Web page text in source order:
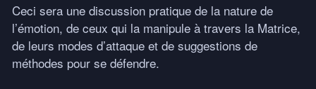
Ceci sera une discussion pratique de la nature de
l’émotion, de ceux qui la manipule à travers la Matrice,
de leurs modes d’attaque et de suggestions de
méthodes pour se défendre.